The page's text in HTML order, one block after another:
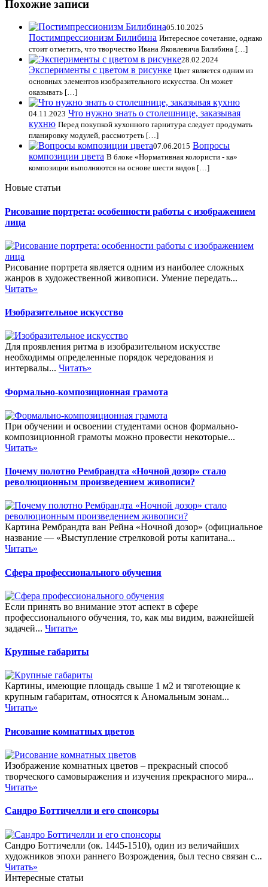
Похожие записи
05.10.2025
Постимпрессионизм Билибина Интересное сочетание, однако
стоит отметить, что творчество Ивана Яковлевича Билибина […]
28.02.2024
Эксперименты с цветом в рисунке Цвет является одним из
основных элементов изобразительного искусства. Он может
оказывать […]
04.11.2023 Что нужно знать о столешнице, заказывая
кухню Перед покупкой кухонного гарнитура следует продумать
планировку модулей, рассмотреть […]
07.06.2015 Вопросы
композиции цвета В блоке «Нормативная колористи - ка»
композиции выполняются на основе шести видов […]
Новые статьи
Рисование портрета: особенности работы с изображением
лица
Рисование портрета является одним из наиболее сложных
жанров в художественной живописи. Умение передать...
Читать»
Изобразительное искусство
Для проявления ритма в изобразительном искусстве
необходимы определенные порядок чередования и
интервалы... Читать»
Формально-композиционная грамота
При обучении и освоении студентами основ формально-
композиционной грамоты можно провести некоторые...
Читать»
Почему полотно Рембрандта «Ночной дозор» стало
революционным произведением живописи?
Картина Рембрандта ван Рейна «Ночной дозор» (официальное
название — «Выступление стрелковой роты капитана...
Читать»
Сфера профессионального обучения
Если принять во внимание этот аспект в сфере
профессионального обучения, то, как мы видим, важнейшей
задачей... Читать»
Крупные габариты
Картины, имеющие площадь свыше 1 м2 и тяготеющие к
крупным габаритам, относятся к Аномальным зонам...
Читать»
Рисование комнатных цветов
Изображение комнатных цветов – прекрасный способ
творческого самовыражения и изучения прекрасного мира...
Читать»
Сандро Боттичелли и его спонсоры
Сандро Боттичелли (ок. 1445-1510), один из величайших
художников эпохи раннего Возрождения, был тесно связан с...
Читать»
Интересные статьи